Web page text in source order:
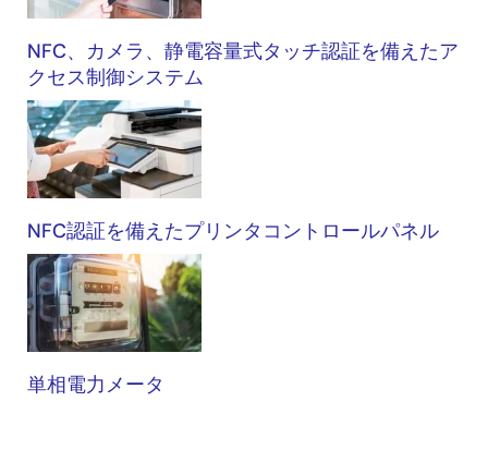
NFC、カメラ、静電容量式タッチ認証を備えたア
クセス制御システム
NFC認証を備えたプリンタコントロールパネル
単相電力メータ